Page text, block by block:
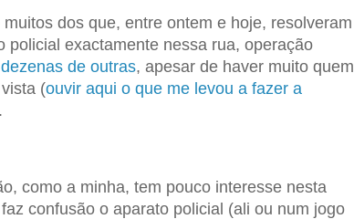
dos que, entre ontem e hoje, resolveram
policial exactamente nessa rua, operação
de outras, apesar de haver muito quem
(ouvir aqui o que me levou a fazer a
como a minha, tem pouco interesse nesta
confusão o aparato policial (ali ou num jogo